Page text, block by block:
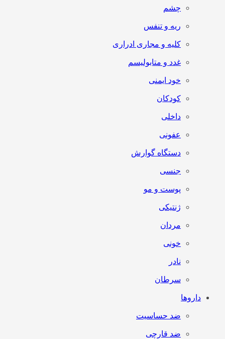
چشم
ریه و تنفس
کلیه و مجاری ادراری
غدد و متابولیسم
خود ایمنی
کودکان
داخلی
عفونی
دستگاه گوارش
جنسی
پوست و مو
ژنتیکی
مردان
خونی
نادر
سرطان
داروها
ضد حساسیت
ضد قارچی